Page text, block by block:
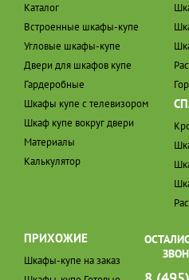
Каталог
Встроенные шкафы-купе
Угловые шкафы-купе
Двери для шкафов купе
Гардеробные
Шкафы купе с телевизором
Шкаф купе вокруг двери
Материалы
Калькулятор
ПРИХОЖИЕ
Шкафы-купе на заказ